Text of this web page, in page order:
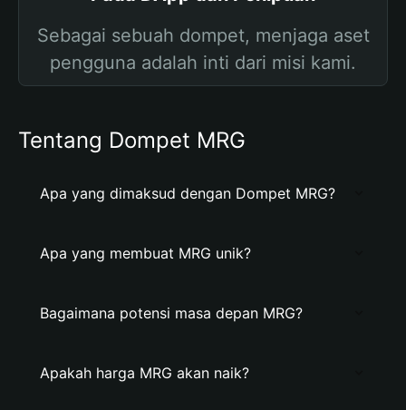
Sebagai sebuah dompet, menjaga aset
pengguna adalah inti dari misi kami.
Tentang Dompet MRG
Apa yang dimaksud dengan Dompet MRG?
Apa yang membuat MRG unik?
Bagaimana potensi masa depan MRG?
Apakah harga MRG akan naik?